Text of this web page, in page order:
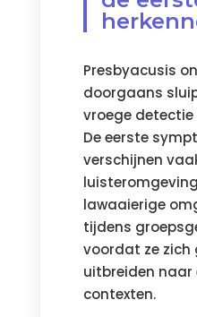
Presbyacusis
doorgaans
vroege detectie
De eerste
verschijnen
lawaaierige
tijdens
voordat ze zich
uitbreiden naar
contexten.